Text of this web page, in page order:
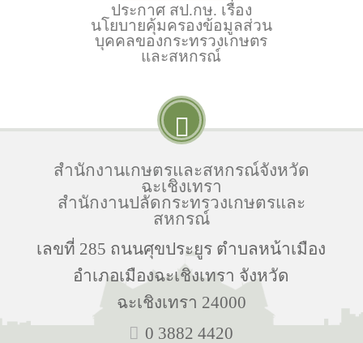
ประกาศ สป.กษ. เรื่อง
นโยบายคุ้มครองข้อมูลส่วน
บุคคลของกระทรวงเกษตร
และสหกรณ์
สำนักงานเกษตรและสหกรณ์จังหวัด
ฉะเชิงเทรา
สำนักงานปลัดกระทรวงเกษตรและ
สหกรณ์
เลขที่ 285 ถนนศุขประยูร ตำบลหน้าเมือง
อำเภอเมืองฉะเชิงเทรา จังหวัด
ฉะเชิงเทรา 24000
0 3882 4420